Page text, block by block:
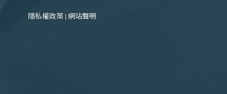
隱私權政策 |網站聲明